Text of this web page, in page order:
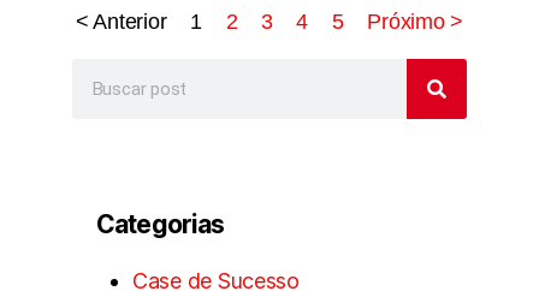
< Anterior 1 2 3 4 5 Próximo >
Categorias
Case de Sucesso